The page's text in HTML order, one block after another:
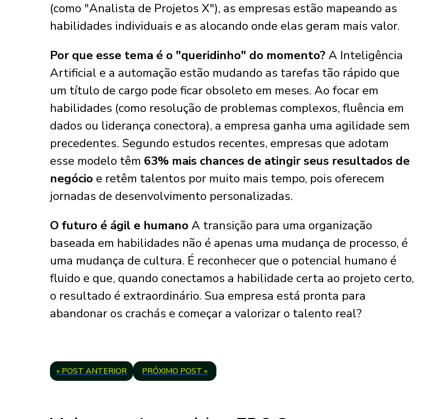
(como "Analista de Projetos X"), as empresas estão mapeando as
habilidades individuais e as alocando onde elas geram mais valor.
Por que esse tema é o "queridinho" do momento? A Inteligência
Artificial e a automação estão mudando as tarefas tão rápido que
um título de cargo pode ficar obsoleto em meses. Ao focar em
habilidades (como resolução de problemas complexos, fluência em
dados ou liderança conectora), a empresa ganha uma agilidade sem
precedentes. Segundo estudos recentes, empresas que adotam
esse modelo têm 63% mais chances de atingir seus resultados de
negócio e retêm talentos por muito mais tempo, pois oferecem
jornadas de desenvolvimento personalizadas.
O futuro é ágil e humano A transição para uma organização
baseada em habilidades não é apenas uma mudança de processo, é
uma mudança de cultura. É reconhecer que o potencial humano é
fluido e que, quando conectamos a habilidade certa ao projeto certo,
o resultado é extraordinário. Sua empresa está pronta para
abandonar os crachás e começar a valorizar o talento real?
« POST ANTERIOR PRÓXIMO POST »